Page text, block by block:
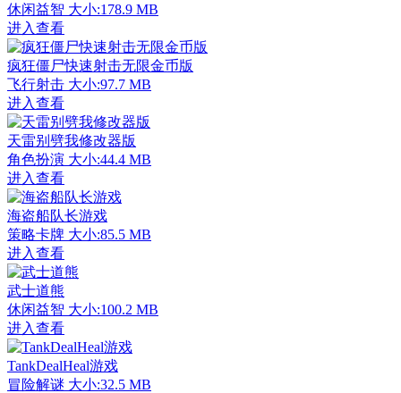
休闲益智 大小:178.9 MB
进入查看
疯狂僵尸快速射击无限金币版
飞行射击 大小:97.7 MB
进入查看
天雷别劈我修改器版
角色扮演 大小:44.4 MB
进入查看
海盗船队长游戏
策略卡牌 大小:85.5 MB
进入查看
武士道熊
休闲益智 大小:100.2 MB
进入查看
TankDealHeal游戏
冒险解谜 大小:32.5 MB